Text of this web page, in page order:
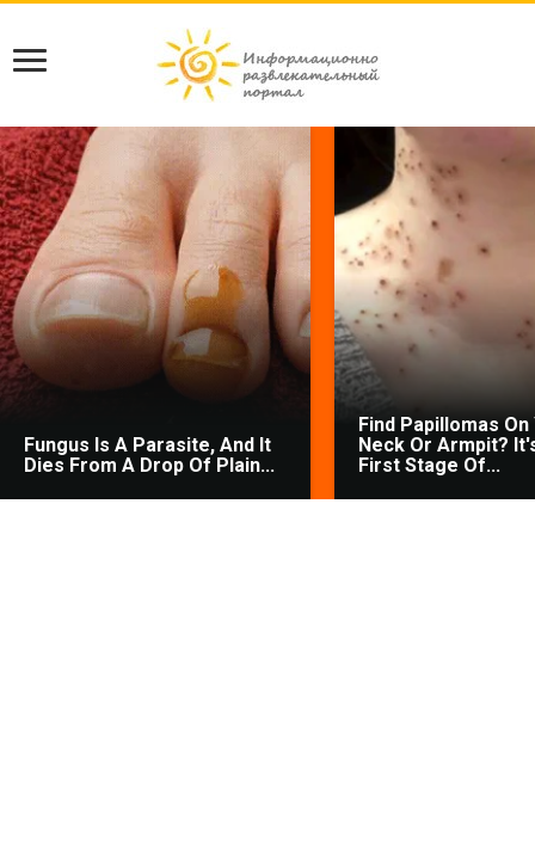
Fungus Is A Parasite, And It
Dies From A Drop Of Plain...
Find Papillomas On
Neck Or Armpit?
First Stage Of...